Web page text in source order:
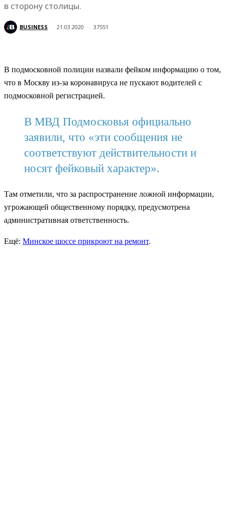
в сторону столицы.
BUSINESS 21.03.2020 37551
В подмосковной полиции назвали фейком информацию о том,
что в Москву из-за коронавируса не пускают водителей с
подмосковной регистрацией.
В МВД Подмосковья официально
заявили, что «эти сообщения не
соответствуют действительности и
носят фейковый характер».
Там отметили, что за распространение ложной информации,
угрожающей общественному порядку, предусмотрена
административная ответственность.
Ещё: Минское шоссе прикроют на ремонт.